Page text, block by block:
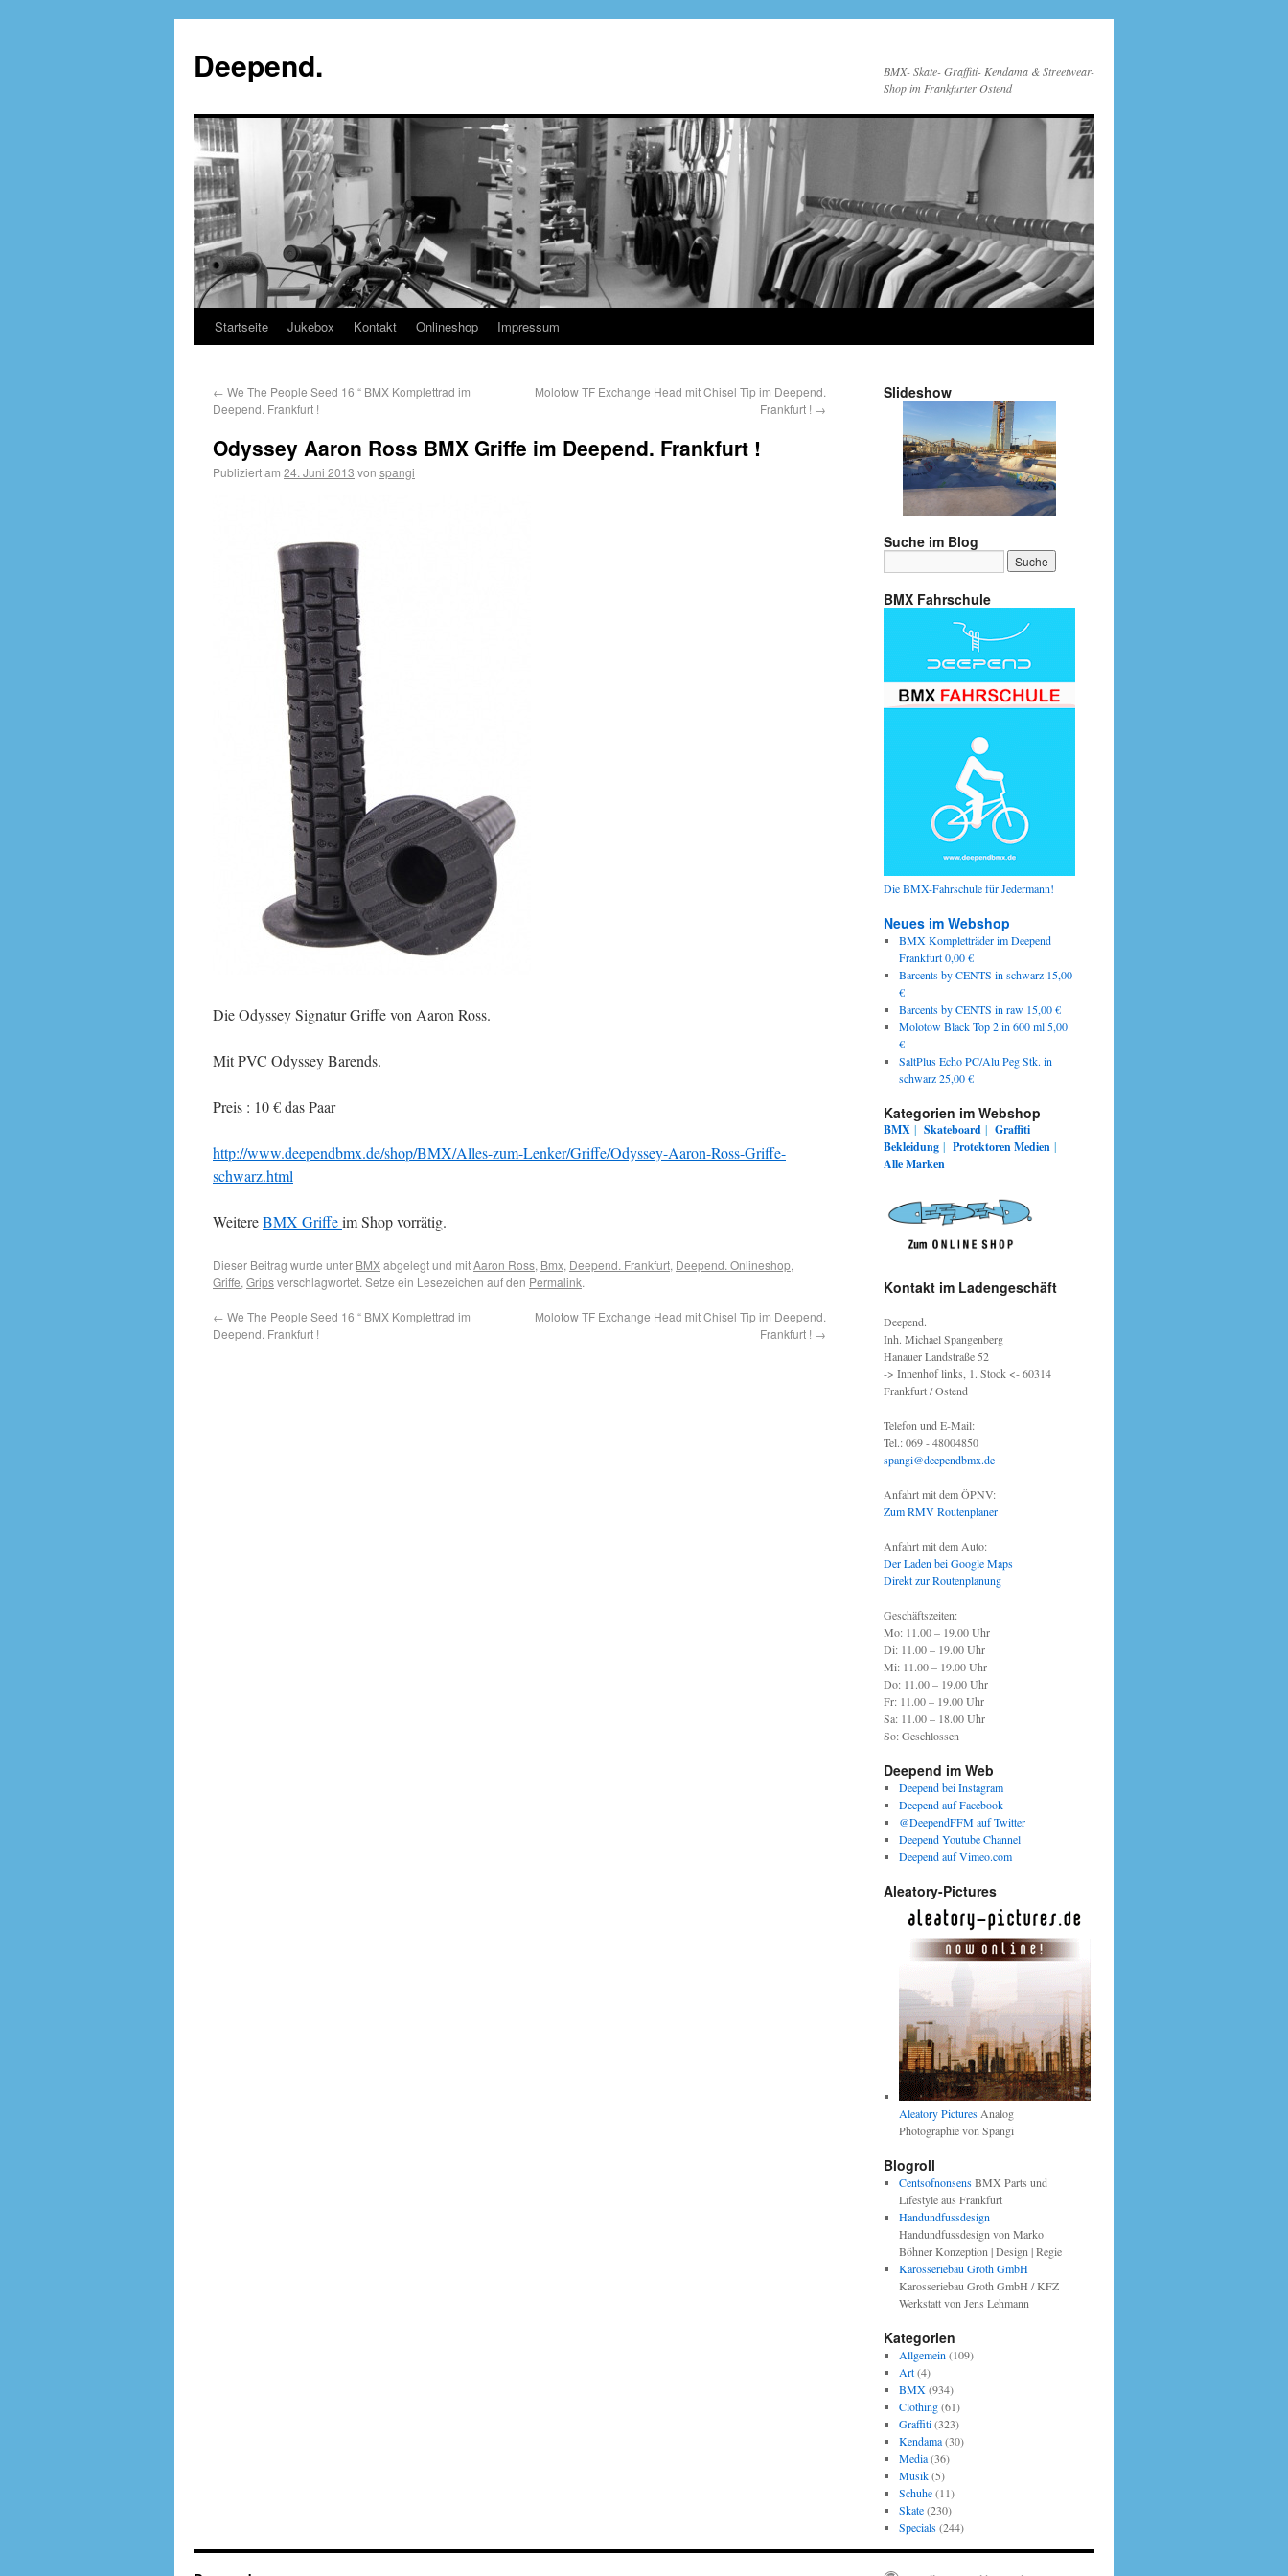
Deepend.
BMX- Skate- Graffiti- Kendama & Streetwear-
Shop im Frankfurter Ostend
Startseite Jukebox Kontakt Onlineshop Impressum
← We The People Seed 16 “ BMX Komplettrad im
Deepend. Frankfurt !
Molotow TF Exchange Head mit Chisel Tip im Deepend.
Frankfurt ! →
Odyssey Aaron Ross BMX Griffe im Deepend. Frankfurt !
Publiziert am 24. Juni 2013 von spangi
Die Odyssey Signatur Griffe von Aaron Ross.
Mit PVC Odyssey Barends.
Preis : 10 € das Paar
http://www.deependbmx.de/shop/BMX/Alles-zum-Lenker/Griffe/Odyssey-Aaron-Ross-Griffe-
schwarz.html
WeitereBMX Griffeim Shop vorrätig.
Dieser Beitrag wurde unter BMXabgelegt und mitAaron Ross, Bmx, Deepend. Frankfurt, Deepend. Onlineshop,
Griffe, Gripsverschlagwortet. Setze ein Lesezeichen auf den Permalink.
← We The People Seed 16 “ BMX Komplettrad im
Deepend. Frankfurt !
Molotow TF Exchange Head mit Chisel Tip im Deepend.
Frankfurt ! →
Slideshow
Suche im Blog
BMX Fahrschule
Die BMX-Fahrschule für Jedermann!
Neues im Webshop
BMX Kompletträder im Deepend
Frankfurt 0,00 €
Barcents by CENTS in schwarz 15,00
€
Barcents by CENTS in raw 15,00 €
Molotow Black Top 2 in 600 ml 5,00
€
SaltPlus Echo PC/Alu Peg Stk. in
schwarz 25,00 €
Kategorien im Webshop
BMX | Skateboard | Graffiti
Bekleidung | ProtektorenMedien |
Alle Marken
Kontakt im Ladengeschäft
Deepend.
Inh. Michael Spangenberg
Hanauer Landstraße 52
-> Innenhof links, 1. Stock <- 60314
Frankfurt / Ostend
Telefon und E-Mail:
Tel.: 069 - 48004850
spangi@deependbmx.de
Anfahrt mit dem ÖPNV:
Zum RMV Routenplaner
Anfahrt mit dem Auto:
Der Laden bei Google Maps
Direkt zur Routenplanung
Geschäftszeiten:
Mo: 11.00 – 19.00 Uhr
Di: 11.00 – 19.00 Uhr
Mi: 11.00 – 19.00 Uhr
Do: 11.00 – 19.00 Uhr
Fr: 11.00 – 19.00 Uhr
Sa: 11.00 – 18.00 Uhr
So: Geschlossen
Deepend im Web
Deepend bei Instagram
Deepend auf Facebook
@DeependFFM auf Twitter
Deepend Youtube Channel
Deepend auf Vimeo.com
Aleatory-Pictures
Aleatory PicturesAnalog
Photographie von Spangi
Blogroll
CentsofnonsensBMX Parts und
Lifestyle aus Frankfurt
Handundfussdesign
Handundfussdesign von Marko
Böhner Konzeption | Design | Regie
Karosseriebau Groth GmbH
Karosseriebau Groth GmbH / KFZ
Werkstatt von Jens Lehmann
Kategorien
Allgemein (109)
Art(4)
BMX(934)
Clothing(61)
Graffiti(323)
Kendama(30)
Media(36)
Musik(5)
Schuhe(11)
Skate(230)
Specials(244)